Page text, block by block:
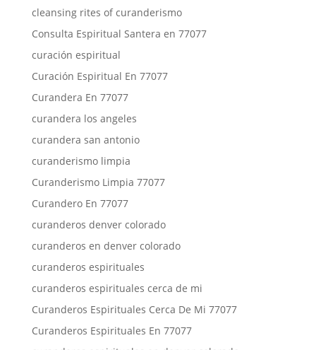
cleansing rites of curanderismo
Consulta Espiritual Santera en 77077
curación espiritual
Curación Espiritual En 77077
Curandera En 77077
curandera los angeles
curandera san antonio
curanderismo limpia
Curanderismo Limpia 77077
Curandero En 77077
curanderos denver colorado
curanderos en denver colorado
curanderos espirituales
curanderos espirituales cerca de mi
Curanderos Espirituales Cerca De Mi 77077
Curanderos Espirituales En 77077